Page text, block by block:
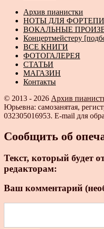
Архив пианистки
НОТЫ ДЛЯ
ВОКАЛЬНЫЕ
Концертмейстеру
ВСЕ КНИГИ
ФОТОГАЛЕРЕЯ
СТАТЬИ
МАГАЗИН
Контакты
© 2013 - 2026 Архив
Юрьевна: самозанятая,
032305016953. E-mail для
Сообщить об
Текст, который будет
редакторам:
Ваш комментарий